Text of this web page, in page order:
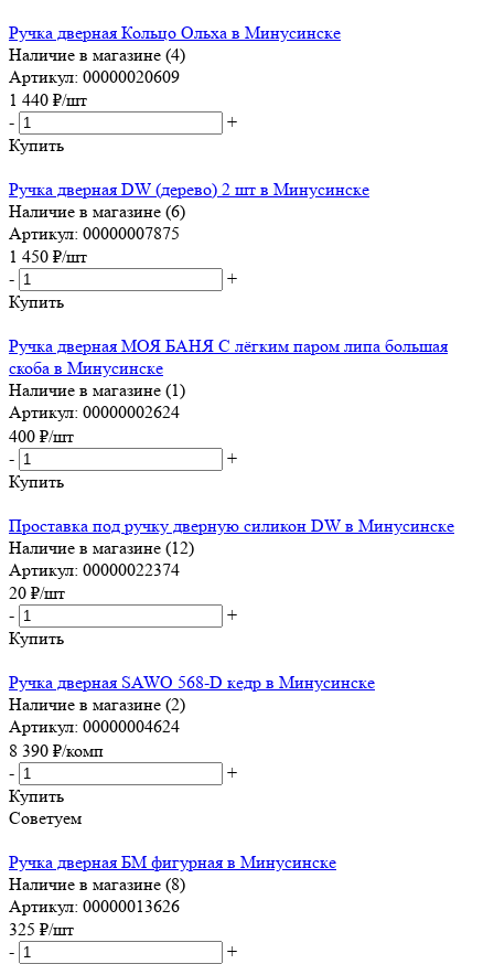
Ручка дверная Кольцо Ольха в Минусинске
Наличие в магазине (4)
Артикул: 00000020609
1 440 ₽/шт
-
+
Купить
Ручка дверная DW (дерево) 2 шт в Минусинске
Наличие в магазине (6)
Артикул: 00000007875
1 450 ₽/шт
-
+
Купить
Ручка дверная МОЯ БАНЯ С лёгким паром липа большая
скоба в Минусинске
Наличие в магазине (1)
Артикул: 00000002624
400 ₽/шт
-
+
Купить
Проставка под ручку дверную силикон DW в Минусинске
Наличие в магазине (12)
Артикул: 00000022374
20 ₽/шт
-
+
Купить
Ручка дверная SAWO 568-D кедр в Минусинске
Наличие в магазине (2)
Артикул: 00000004624
8 390 ₽/комп
-
+
Купить
Советуем
Ручка дверная БМ фигурная в Минусинске
Наличие в магазине (8)
Артикул: 00000013626
325 ₽/шт
-
+